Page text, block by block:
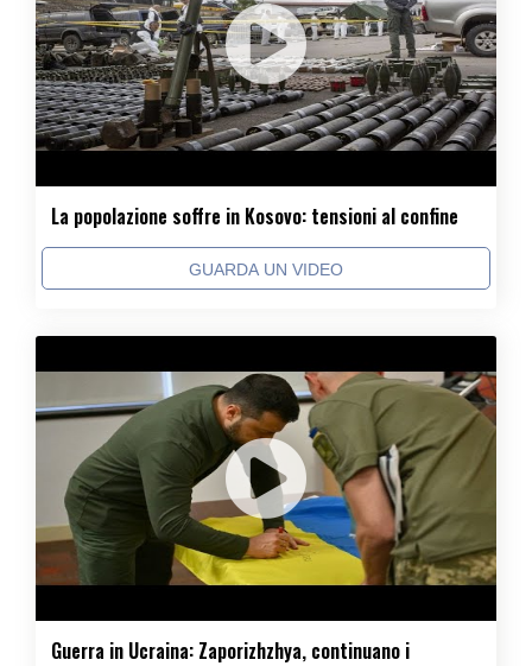
La popolazione soffre in Kosovo: tensioni al confine
GUARDA UN VIDEO
Guerra in Ucraina: Zaporizhzhya, continuano i